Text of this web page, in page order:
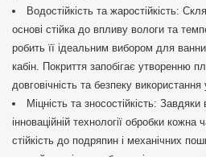
Водостійкість та жаростійкість:
основі стійка до впливу вологи та
робить її ідеальним вибором для
кабін. Покриття запобігає утворенню
довговічність та безпеку
Міцність та зносостійкість:
інноваційній технології обробки
стійкість до подряпин і механічних